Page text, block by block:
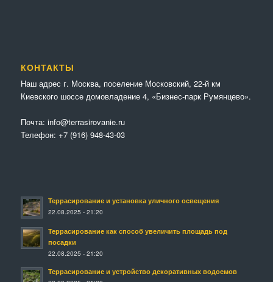
КОНТАКТЫ
Наш адрес г. Москва, поселение Московский, 22-й км
Киевского шоссе домовладение 4, «Бизнес-парк Румянцево».
Почта: info@terrasirovanie.ru
Телефон: +7 (916) 948-43-03
Террасирование и установка уличного освещения
22.08.2025 - 21:20
Террасирование как способ увеличить площадь под
посадки
22.08.2025 - 21:20
Террасирование и устройство декоративных водоемов